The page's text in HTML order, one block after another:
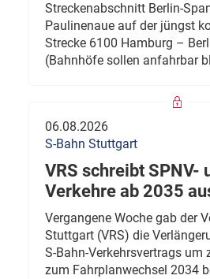
Streckenabschnitt Berlin-
Paulinenaue auf der jüngst
Strecke 6100 Hamburg –
(Bahnhöfe sollen anfahrbar
06.08.2026
S-Bahn Stuttgart
VRS schreibt SPNV-
Verkehre ab 2035
Vergangene Woche gab der
Stuttgart (VRS) die
S-Bahn-Verkehrsvertrags um
zum Fahrplanwechsel 2034